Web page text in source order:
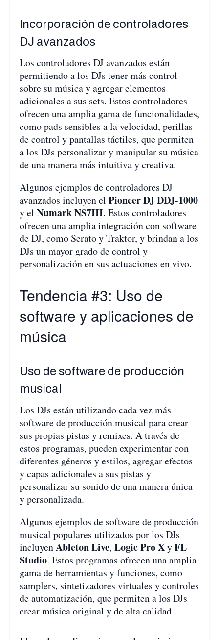
Incorporación de controladores
DJ avanzados
Los controladores DJ avanzados están
permitiendo a los DJs tener más control
sobre su música y agregar elementos
adicionales a sus sets. Estos controladores
ofrecen una amplia gama de funcionalidades,
como pads sensibles a la velocidad, perillas
de control y pantallas táctiles, que permiten
a los DJs personalizar y manipular su música
de una manera más intuitiva y creativa.
Algunos ejemplos de controladores DJ
avanzados incluyen el Pioneer DJ DDJ-1000
y el Numark NS7III. Estos controladores
ofrecen una amplia integración con software
de DJ, como Serato y Traktor, y brindan a los
DJs un mayor grado de control y
personalización en sus actuaciones en vivo.
Tendencia #3: Uso de
software y aplicaciones de
música
Uso de software de producción
musical
Los DJs están utilizando cada vez más
software de producción musical para crear
sus propias pistas y remixes. A través de
estos programas, pueden experimentar con
diferentes géneros y estilos, agregar efectos
y capas adicionales a sus pistas y
personalizar su sonido de una manera única
y personalizada.
Algunos ejemplos de software de producción
musical populares utilizados por los DJs
incluyenAbleton Live, Logic Pro XyFL
Studio. Estos programas ofrecen una amplia
gama de herramientas y funciones, como
samplers, sintetizadores virtuales y controles
de automatización, que permiten a los DJs
crear música original y de alta calidad.